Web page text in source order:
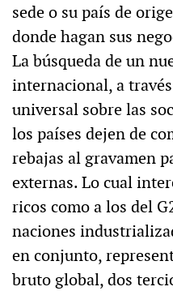
sede o su país de
donde hagan sus
La búsqueda de un
internacional, a
universal sobre las
los países dejen de
rebajas al gravamen
externas. Lo cual
ricos como a los del
naciones
en conjunto,
bruto global, dos